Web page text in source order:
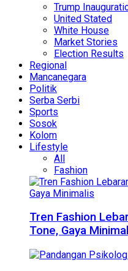
Trump
United Stated
White House
Market Stories
Election Results
Regional
Mancanegara
Politik
Serba Serbi
Sports
Sosok
Kolom
Lifestyle
All
Fashion
Tren Fashion
Tone, Gaya